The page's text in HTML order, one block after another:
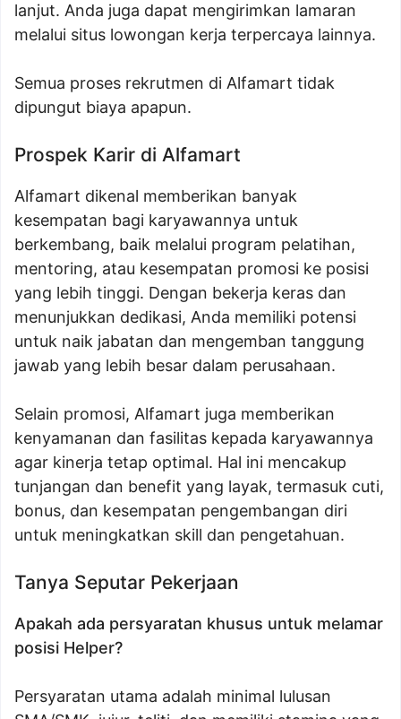
lanjut. Anda juga dapat mengirimkan lamaran
melalui situs lowongan kerja terpercaya lainnya.
Semua proses rekrutmen di Alfamart tidak
dipungut biaya apapun.
Prospek Karir di Alfamart
Alfamart dikenal memberikan banyak
kesempatan bagi karyawannya untuk
berkembang, baik melalui program pelatihan,
mentoring, atau kesempatan promosi ke posisi
yang lebih tinggi. Dengan bekerja keras dan
menunjukkan dedikasi, Anda memiliki potensi
untuk naik jabatan dan mengemban tanggung
jawab yang lebih besar dalam perusahaan.
Selain promosi, Alfamart juga memberikan
kenyamanan dan fasilitas kepada karyawannya
agar kinerja tetap optimal. Hal ini mencakup
tunjangan dan benefit yang layak, termasuk cuti,
bonus, dan kesempatan pengembangan diri
untuk meningkatkan skill dan pengetahuan.
Tanya Seputar Pekerjaan
Apakah ada persyaratan khusus untuk melamar
posisi Helper?
Persyaratan utama adalah minimal lulusan